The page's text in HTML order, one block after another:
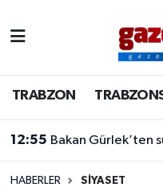
TRABZON
12:55 Bakan Gürlek’ten suç örgütlerine
HABERLER SİYASET
TRABZONSPOR
ÖZEL HABER
KAYNAR KAZAN
Trabzon Nöbetçi
Trabzon Hava
Trabzon Namaz
Trabzon Trafik